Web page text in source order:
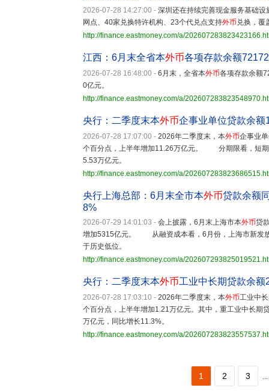
2026-07-28 14:27:00 - 深圳还在持续完善现金服务基础
网点、40家兑换特许机构、23个代兑点支持外币 兑换，覆
http://finance.eastmoney.com/a/
江西：6月末全省本外币各项存款余额
2026-07-28 16:48:00 - 6月末，全省本外币各项存款余额
0亿元。
http://finance.eastmoney.com/a/
央行：二季度末本外币企事业单位贷款余额
2026-07-28 17:07:00 - 2026年二季度末，本外币企事业
个百分点，上半年增加11.26万亿元。 分期限看，短期
5.53万亿元。
http://finance.eastmoney.com/a/
央行上海总部：6月末全市本外币贷款余额
8%
2026-07-29 14:01:03 - 会上披露，6月末上海市本外币贷
增加5315亿元。 从融资成本看，6月份，上海市新发
于历史低位。
http://finance.eastmoney.com/a/
央行：二季度末本外币工业中长期贷款余
2026-07-28 17:03:10 - 2026年二季度末，本外币工业中
个百分点，上半年增加1.21万亿元。其中，重工业中长
万亿元，同比增长11.3%。
http://finance.eastmoney.com/a/
1 2 3 ...